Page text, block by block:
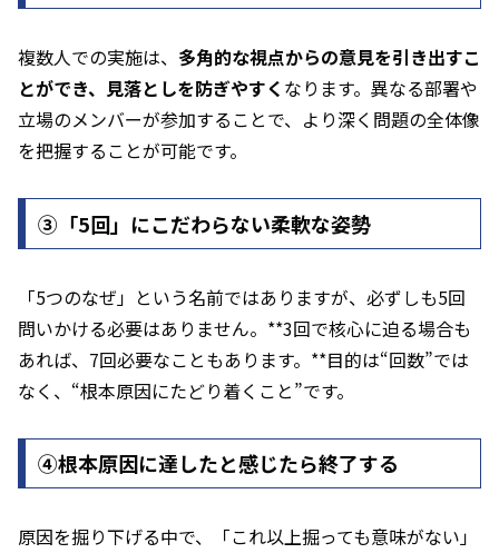
複数人での実施は、 多角的な視点からの意見を引き出すこ
とができ、見落としを防ぎやすく なります。異なる部署や
立場のメンバーが参加することで、より深く問題の全体像
を把握することが可能です。
➂「5回」にこだわらない柔軟な姿勢
「5つのなぜ」という名前ではありますが、必ずしも5回
問いかける必要はありません。**3回で核心に迫る場合も
あれば、7回必要なこともあります。**目的は“回数”では
なく、“根本原因にたどり着くこと”です。
④根本原因に達したと感じたら終了する
原因を掘り下げる中で、「これ以上掘っても意味がない」